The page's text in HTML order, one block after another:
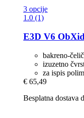
3 opcije
1.0 (1)
E3D V6
bakreno-
izuzetno
za ispis
€ 65,49
Besplatna dostava